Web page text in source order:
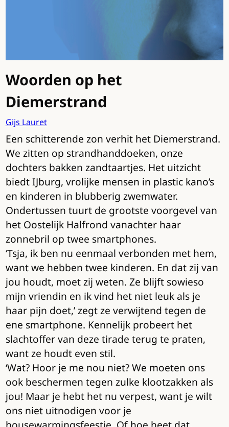
Woorden op het
Diemerstrand
Gijs Lauret
Een schitterende zon verhit het Diemerstrand.
We zitten op strandhanddoeken, onze
dochters bakken zandtaartjes. Het uitzicht
biedt IJburg, vrolijke mensen in plastic kano’s
en kinderen in blubberig zwemwater.
Ondertussen tuurt de grootste voorgevel van
het Oostelijk Halfrond vanachter haar
zonnebril op twee smartphones.
‘Tsja, ik ben nu eenmaal verbonden met hem,
want we hebben twee kinderen. En dat zij van
jou houdt, moet zij weten. Ze blijft sowieso
mijn vriendin en ik vind het niet leuk als je
haar pijn doet,’ zegt ze verwijtend tegen de
ene smartphone. Kennelijk probeert het
slachtoffer van deze tirade terug te praten,
want ze houdt even stil.
‘Wat? Hoor je me nou niet? We moeten ons
ook beschermen tegen zulke klootzakken als
jou! Maar je hebt het nu verpest, want je wilt
ons niet uitnodigen voor je